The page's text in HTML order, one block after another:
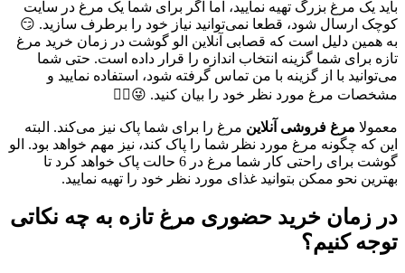
باید یک مرغ بزرگ تهیه نمایید، اما اگر برای شما یک مرغ در سایت
کوچک ارسال شود، قطعا نمی‌توانید نیاز خود را برطرف سازید. 😏
به همین دلیل است که قصابی آنلاین الو گوشت در زمان خرید مرغ
تازه برای شما گزینه انتخاب اندازه را قرار داده است. حتی شما
می‌توانید با از گزینه با من تماس گرفته شود، استفاده نمایید و
مشخصات مرغ مورد نظر خود را بیان کنید. 😜🖐🏻
معمولا مرغ فروشی آنلاین مرغ را برای شما پاک نیز می‌کند. البته
این که چگونه مرغ مورد نظر شما را پاک کند، نیز مهم خواهد بود. الو
گوشت برای راحتی کار شما مرغ در 6 حالت پاک خواهد کرد تا
بهترین نحو ممکن بتوانید غذای مورد نظر خود را تهیه نمایید.
در زمان خرید حضوری مرغ تازه به چه نکاتی
توجه کنیم؟